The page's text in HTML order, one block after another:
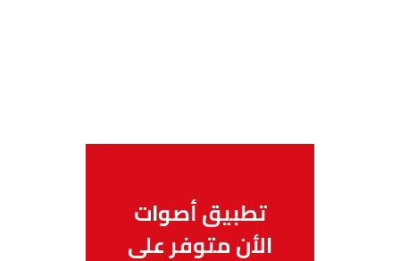
تطبيق أصوات
الأن متوفر على